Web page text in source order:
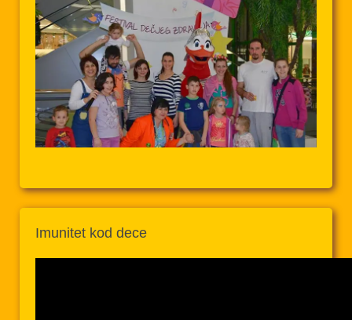
Imunitet kod dece